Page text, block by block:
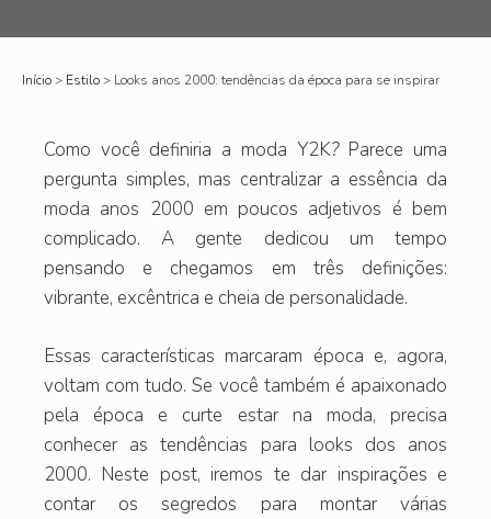
Início> Estilo> Looks anos 2000: tendências da época para se inspirar
Como você definiria a moda Y2K?Parece uma
pergunta simples, mas centralizar a essência da
moda anos 2000 em poucos adjetivos é bem
complicado. A gente dedicou um tempo
pensando e chegamos em três definições:
vibrante, excêntrica e cheia de personalidade.
Essas características marcaram época e, agora,
voltam com tudo. Se você também é apaixonado
pela época e curte estar na moda, precisa
conhecer as tendências para looks dos anos
2000. Neste post, iremos te dar inspirações e
contar os segredos para montar várias